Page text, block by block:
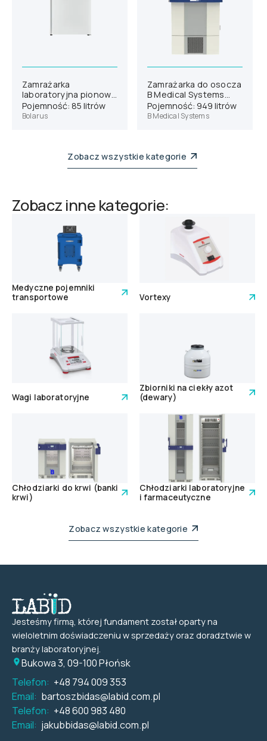
Zamrażarka
laboratoryjna pionowa
Bolarus SLM 100
Pojemność: 85 litrów
Bolarus
Zamrażarka do osocza
B Medical Systems
F901
Pojemność: 949 litrów
B Medical Systems
Zobacz wszystkie kategorie
Zobacz inne kategorie:
Medyczne pojemniki
transportowe
Vortexy
Wagi laboratoryjne
Zbiorniki na ciekły azot
(dewary)
Chłodziarki do krwi (banki
krwi)
Chłodziarki laboratoryjne
i farmaceutyczne
Zobacz wszystkie kategorie
Jesteśmy firmą, której fundament został oparty na
wieloletnim doświadczeniu w sprzedaży oraz doradztwie w
branży laboratoryjnej.
Bukowa 3, 09-100 Płońsk
Telefon: +48 794 009 353
Email: bartoszbidas@labid.com.pl
Telefon: +48 600 983 480
Email: jakubbidas@labid.com.pl